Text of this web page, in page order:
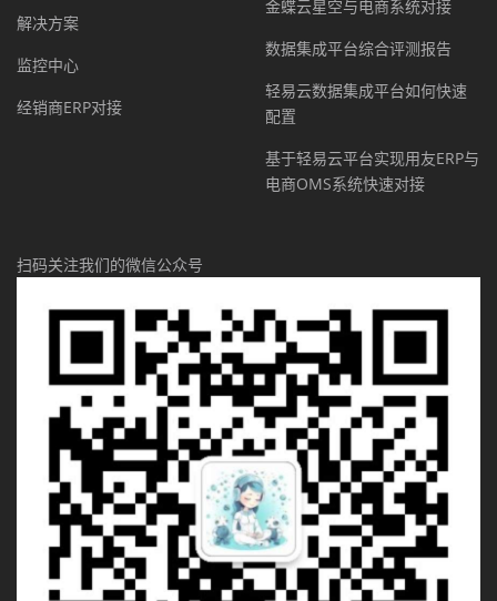
解决方案
监控中心
经销商ERP对接
金蝶云星空与电商系统对接
数据集成平台综合评测报告
轻易云数据集成平台如何快速
配置
基于轻易云平台实现用友ERP与
电商OMS系统快速对接
扫码关注我们的微信公众号